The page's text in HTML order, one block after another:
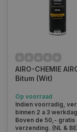
AIRO-CHEMIE
Bitum (Wit)
Op voorraad
Indien voorradig,
binnen 2 a 3
Boven de 50,- gratis
verzending. (NL &